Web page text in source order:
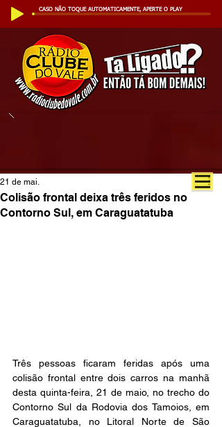
CASO NÃO TOQUE AUTOMATICAMENTE, APERTE O PLAY
Colisão frontal deixa três feridos no
Contorno Sul, em Caraguatatuba
21 de mai.
Três pessoas ficaram feridas após uma
colisão frontal entre dois carros na manhã
desta quinta-feira, 21 de maio, no trecho do
Contorno Sul da Rodovia dos Tamoios, em
Caraguatatuba, no Litoral Norte de São